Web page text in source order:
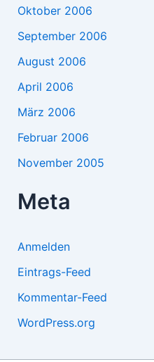
Oktober 2006
September 2006
August 2006
April 2006
März 2006
Februar 2006
November 2005
Meta
Anmelden
Eintrags-Feed
Kommentar-Feed
WordPress.org